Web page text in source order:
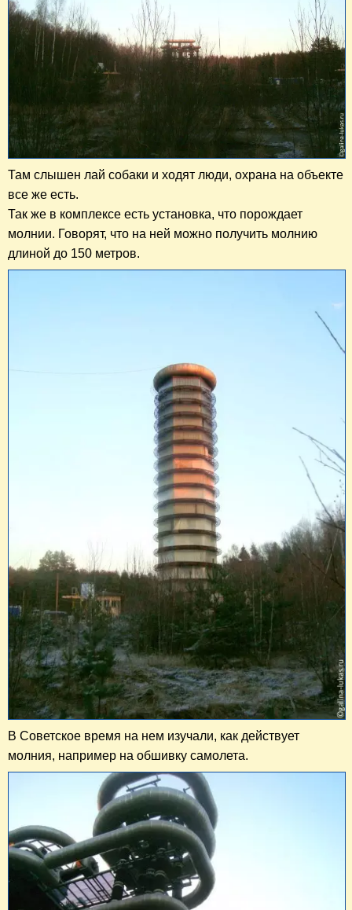
Там слышен лай собаки и ходят люди, охрана на объекте
все же есть.
Так же в комплексе есть установка, что порождает
молнии. Говорят, что на ней можно получить молнию
длиной до 150 метров.
В Советское время на нем изучали, как действует
молния, например на обшивку самолета.